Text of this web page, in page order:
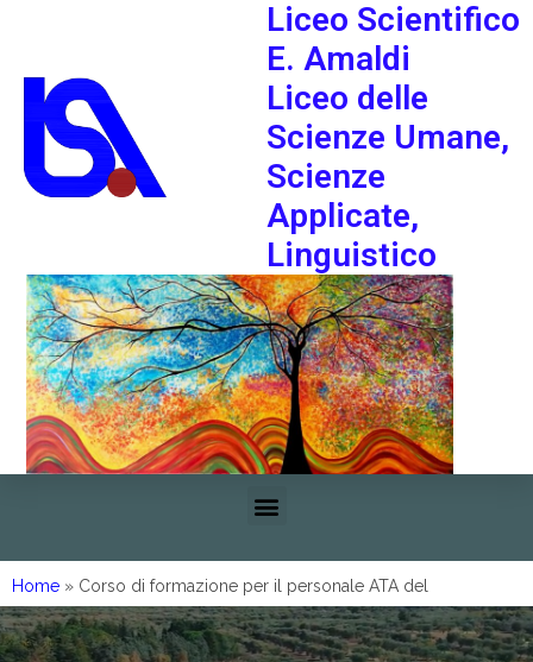
Liceo Scientifico
E. Amaldi
Liceo delle
Scienze Umane,
Scienze
Applicate,
Linguistico
Home » Corso di formazione per il personale ATA del
21/10/2024